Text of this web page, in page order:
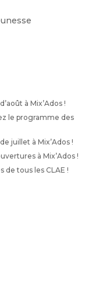
à Mix’Ados !
le programme des
juillet à Mix’Ados !
à Mix’Ados !
de tous les CLAE !